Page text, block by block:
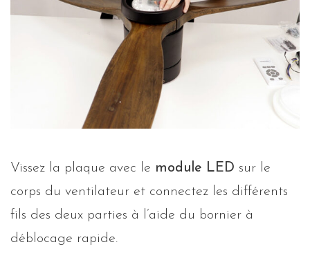
Vissez la plaque avec le module LED sur le
corps du ventilateur et connectez les différents
fils des deux parties à l’aide du bornier à
déblocage rapide.